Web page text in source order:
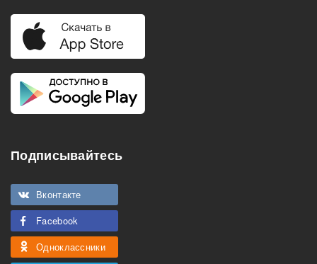
Подписывайтесь
Вконтакте
Facebook
Одноклассники